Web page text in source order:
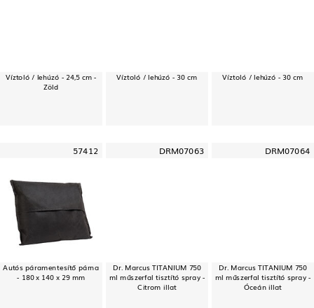
Víztoló / lehúzó - 24,5 cm -
Zöld
Víztoló / lehúzó - 30 cm Víztoló / lehúzó - 30 cm
57412
Autós páramentesítő párna
- 180 x 140 x 29 mm
DRM07063
Dr. Marcus TITANIUM 750
ml műszerfal tisztító spray -
Citrom illat
DRM07064
Dr. Marcus TITANIUM 750
ml műszerfal tisztító spray -
Óceán illat